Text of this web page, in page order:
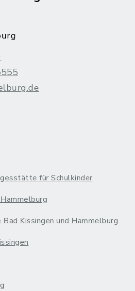
für Schulkinder
Kissingen und Hammelburg